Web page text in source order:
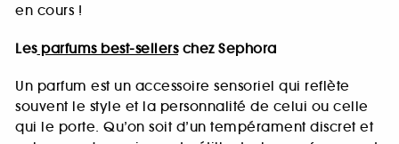
en cours !
Lesparfums best-sellerschez Sephora
Un parfum est un accessoire sensoriel qui reflète
souvent le style et la personnalité de celui ou celle
qui le porte. Qu’on soit d’un tempérament discret et